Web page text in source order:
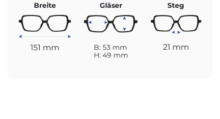
Breite
151 mm
Gläser
B: 53 mm
H: 49 mm
Steg
21 mm